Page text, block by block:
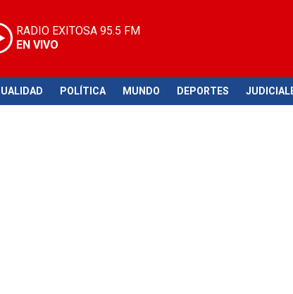
RADIO EXITOSA 95.5 FM
EN VIVO
POLÍTICA MUNDO DEPORTES